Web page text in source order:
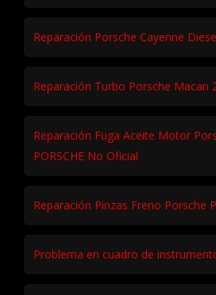
Reparación Porsche Cayenne
Reparación Turbo Porsche Macan
Reparación Fuga Aceite Motor
PORSCHE No Oficial
Reparación Pinzas Freno Porsche
Problema en cuadro de